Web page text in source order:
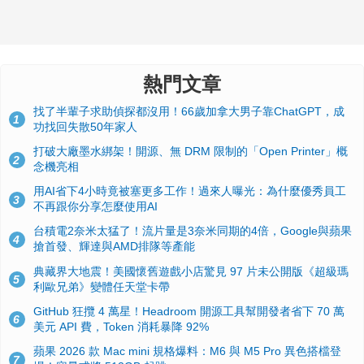
熱門文章
1
找了半輩子求助偵探都沒用！66歲加拿大男子靠ChatGPT，成
功找回失散50年家人
2
打破大廠墨水綁架！開源、無 DRM 限制的「Open Printer」概
念機亮相
3
用AI省下4小時竟被塞更多工作！過來人曝光：為什麼優秀員工
不再跟你分享怎麼使用AI
4
台積電2奈米太猛了！流片量是3奈米同期的4倍，Google與蘋果
搶首發、輝達與AMD排隊等產能
5
典藏界大地震！美國懷舊遊戲小店驚見 97 片未公開版《超級瑪
利歐兄弟》變體任天堂卡帶
6
GitHub 狂攬 4 萬星！Headroom 開源工具幫開發者省下 70 萬
美元 API 費，Token 消耗暴降 92%
7
蘋果 2026 款 Mac mini 規格爆料：M6 與 M5 Pro 異色搭檔登